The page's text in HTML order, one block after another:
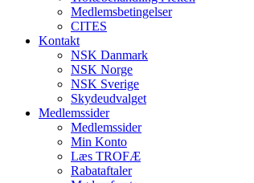
Medlemsbetingelser
CITES
Kontakt
NSK Danmark
NSK Norge
NSK Sverige
Skydeudvalget
Medlemssider
Medlemssider
Min Konto
Læs TROFÆ
Rabataftaler